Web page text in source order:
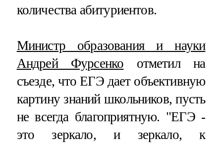
количества абитуриентов.
Министр образования и науки
Андрей Фурсенко отметил на
съезде, что ЕГЭ дает объективную
картину знаний школьников, пусть
не всегда благоприятную. "ЕГЭ -
это зеркало, и зеркало, к